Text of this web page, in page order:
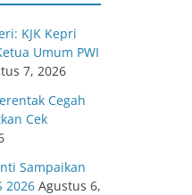
KJK Kepri
Umum PWI
7, 2026
Cegah
Cek
Sampaikan
2026 Agustus 6,